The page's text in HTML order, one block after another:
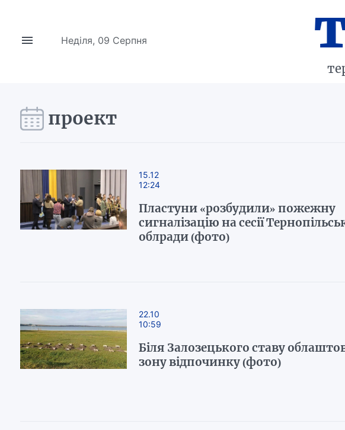
Неділя, 09 Серпня
проект
15.12
12:24
Пластуни «розбудили» пожежну
сигналізацію на сесії
облради (фото)
22.10
10:59
Біля Залозецького ставу
зону відпочинку (фото)